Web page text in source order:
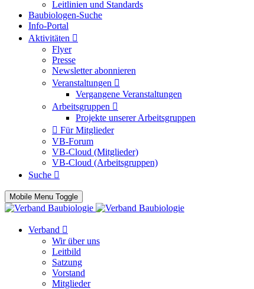
Leitlinien und Standards
Baubiologen-Suche
Info-Portal
Aktivitäten
Flyer
Presse
Newsletter abonnieren
Veranstaltungen
Vergangene Veranstaltungen
Arbeitsgruppen
Projekte unserer Arbeitsgruppen
Für Mitglieder
VB-Forum
VB-Cloud (Mitglieder)
VB-Cloud (Arbeitsgruppen)
Suche
Mobile Menu Toggle
Verband
Wir über uns
Leitbild
Satzung
Vorstand
Mitglieder